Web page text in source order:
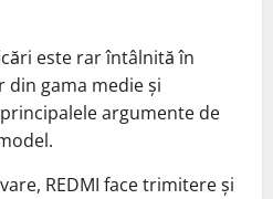
este rar întâlnită în
gama medie și
argumente de
REDMI face trimitere și